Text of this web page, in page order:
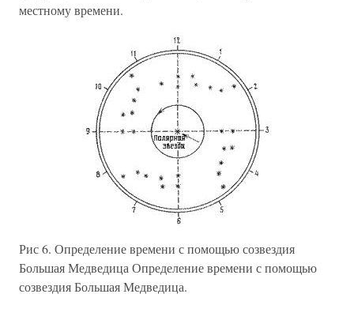
местному времени.
Рис 6. Определение времени с помощью созвездия
Большая Медведица Определение времени с помощью
созвездия Большая Медведица.